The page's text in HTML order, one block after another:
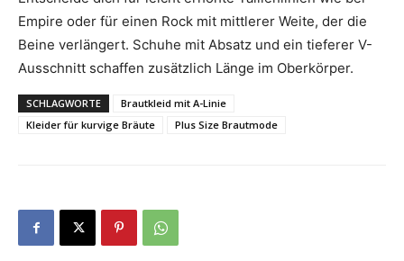
Empire oder für einen Rock mit mittlerer Weite, der die
Beine verlängert. Schuhe mit Absatz und ein tieferer V-
Ausschnitt schaffen zusätzlich Länge im Oberkörper.
SCHLAGWORTE
Brautkleid mit A-Linie
Kleider für kurvige Bräute
Plus Size Brautmode